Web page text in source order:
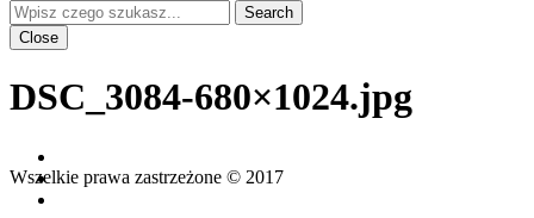
Close
DSC_3084-680×1024.jpg
Wszelkie prawa zastrzeżone © 2017